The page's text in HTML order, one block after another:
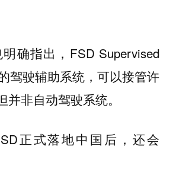
确指出，FSD Supervised
驾驶辅助系统，可以接管许
非自动驾驶系统。
正式落地中国后，还会